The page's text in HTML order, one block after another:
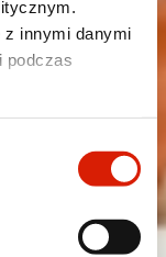
z innymi danymi
podczas